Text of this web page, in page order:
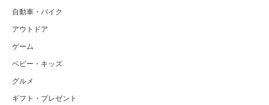
自動車・バイク
アウトドア
ゲーム
ベビー・キッズ
グルメ
ギフト・プレゼント